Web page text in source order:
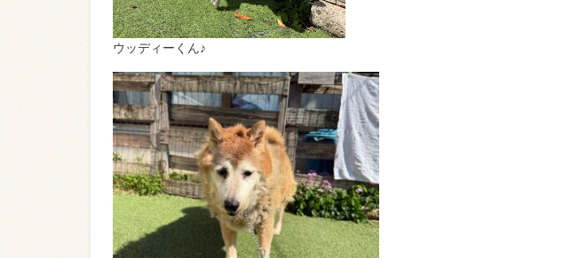
ウッディーくん♪